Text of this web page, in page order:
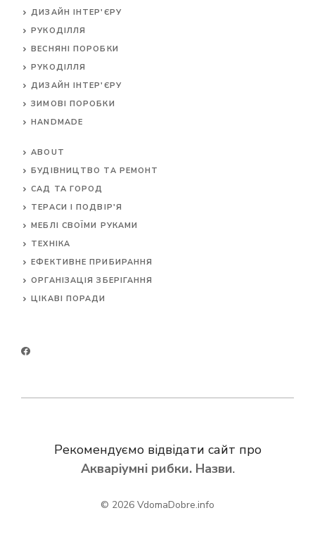
ДИЗАЙН ІНТЕР'ЄРУ
РУКОДІЛЛЯ
ВЕСНЯНІ ПОРОБКИ
РУКОДІЛЛЯ
ДИЗАЙН ІНТЕР'ЄРУ
ЗИМОВІ ПОРОБКИ
HANDMADE
ABOUT
БУДІВНИЦТВО ТА РЕМОНТ
САД ТА ГОРОД
ТЕРАСИ І ПОДВІР'Я
МЕБЛІ СВОЇМИ РУКАМИ
ТЕХНІКА
ЕФЕКТИВНЕ ПРИБИРАННЯ
ОРГАНІЗАЦІЯ ЗБЕРІГАННЯ
ЦІКАВІ ПОРАДИ
Рекомендуємо відвідати сайт про
Акваріумні рибки. Назви.
© 2026 VdomaDobre.info